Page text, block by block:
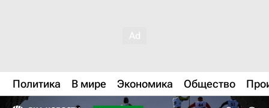
Политика В мире Экономика Общество